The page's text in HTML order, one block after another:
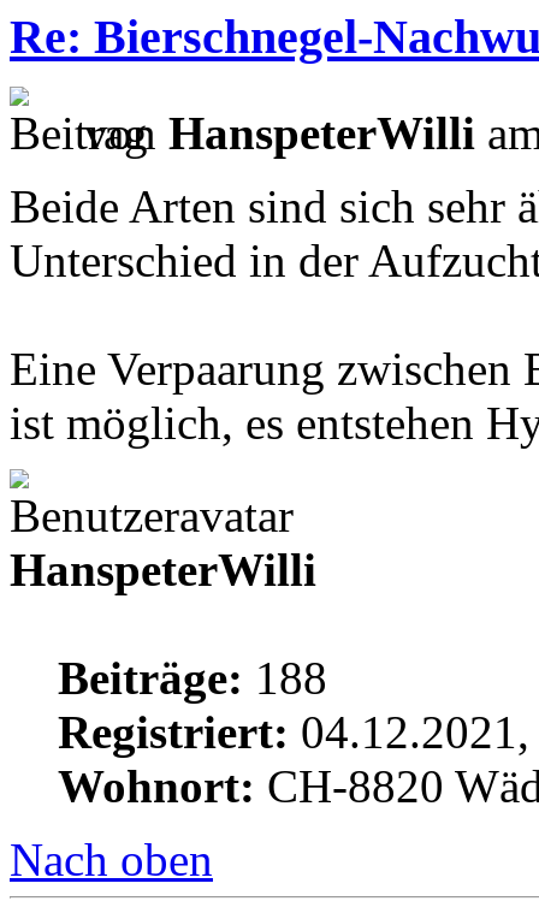
Re: Bierschnegel-
von HanspeterWilli
Beide Arten sind sich sehr
Unterschied in der
Eine Verpaarung zwischen
ist möglich, es entstehen
HanspeterWilli
Beiträge: 188
Registriert:
Wohnort: CH-8820
Nach oben